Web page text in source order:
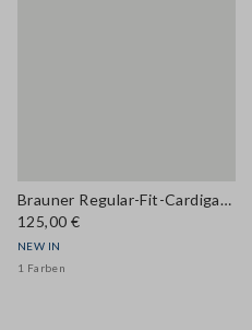
Brauner Regular-Fit-Cardigan mit Rundhalsausschnitt aus Woll- und Kaschmirmix
125,00 €
NEW IN
1 Farben